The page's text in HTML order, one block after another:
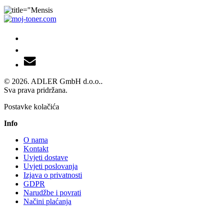
© 2026. ADLER GmbH d.o.o..
Sva prava pridržana.
Postavke kolačića
Info
O nama
Kontakt
Uvjeti dostave
Uvjeti poslovanja
Izjava o privatnosti
GDPR
Narudžbe i povrati
Načini plaćanja